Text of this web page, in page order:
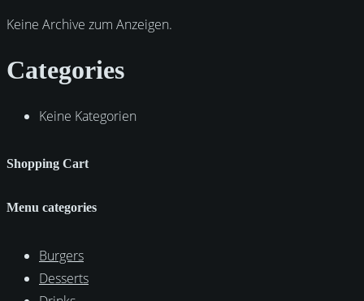
Keine Archive zum Anzeigen.
Categories
Keine Kategorien
Shopping Cart
Menu categories
Burgers
Desserts